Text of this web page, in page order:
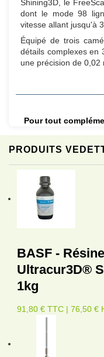
PRODUITS
BASF - Résine
Ultracur3D®
1kg
91,80 € TTC | 76,50 €
Shining3D, le
dont le mode 98
vitesse allant jusqu'à
Équipé de trois
détails complexes en
une précision de 0,02
Pour tout